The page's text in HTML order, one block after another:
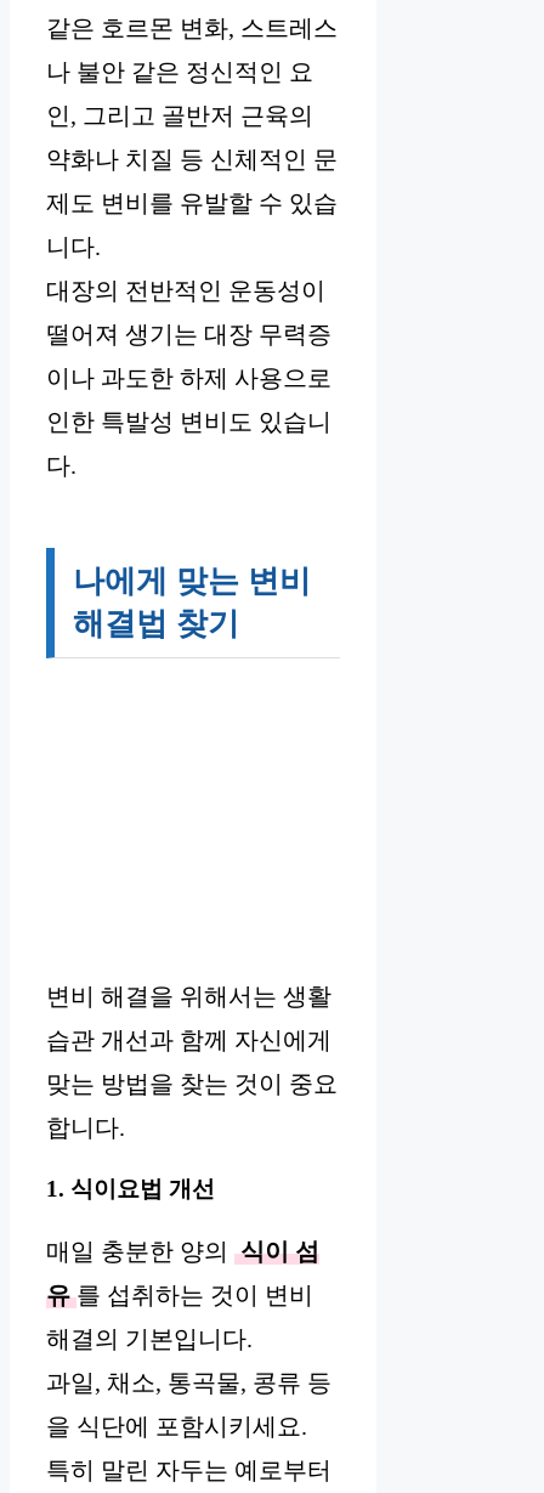
같은 호르몬 변화, 스트레스
나 불안 같은 정신적인 요
인, 그리고 골반저 근육의
약화나 치질 등 신체적인 문
제도 변비를 유발할 수 있습
니다.
대장의 전반적인 운동성이
떨어져 생기는 대장 무력증
이나 과도한 하제 사용으로
인한 특발성 변비도 있습니
다.
나에게 맞는 변비
해결법 찾기
변비 해결을 위해서는 생활
습관 개선과 함께 자신에게
맞는 방법을 찾는 것이 중요
합니다.
1. 식이요법 개선
매일 충분한 양의
식이 섬
유 를 섭취하는 것이 변비
해결의 기본입니다.
과일, 채소, 통곡물, 콩류 등
을 식단에 포함시키세요.
특히 말린 자두는 예로부터